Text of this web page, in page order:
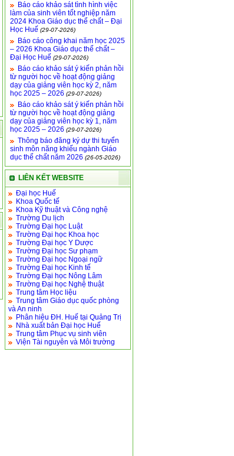
Báo cáo khảo sát tình hình việc
làm của sinh viên tốt nghiệp năm
2024 Khoa Giáo dục thể chất – Đại
Học Huế (29-07-2026)
Báo cáo công khai năm học 2025
– 2026 Khoa Giáo dục thể chất –
Đại Học Huế (29-07-2026)
Báo cáo khảo sát ý kiến phản hồi
từ người học về hoạt động giảng
dạy của giảng viên học kỳ 2, năm
học 2025 – 2026 (29-07-2026)
Báo cáo khảo sát ý kiến phản hồi
từ người học về hoạt động giảng
dạy của giảng viên học kỳ 1, năm
học 2025 – 2026 (29-07-2026)
Thông báo đăng ký dự thi tuyển
sinh môn năng khiếu ngành Giáo
dục thể chất năm 2026 (26-05-2026)
LIÊN KẾT WEBSITE
Đại học Huế
Khoa Quốc tế
Khoa Kỹ thuật và Công nghệ
Trường Du lịch
Trường Đại học Luật
Trường Đại học Khoa học
Trường Đại học Y Dược
Trường Đại học Sư phạm
Trường Đại học Ngoại ngữ
Trường Đại học Kinh tế
Trường Đại học Nông Lâm
Trường Đại học Nghệ thuật
Trung tâm Học liệu
Trung tâm Giáo dục quốc phòng
và An ninh
Phân hiệu ĐH. Huế tại Quảng Trị
Nhà xuất bản Đại học Huế
Trung tâm Phục vụ sinh viên
Viện Tài nguyên và Môi trường